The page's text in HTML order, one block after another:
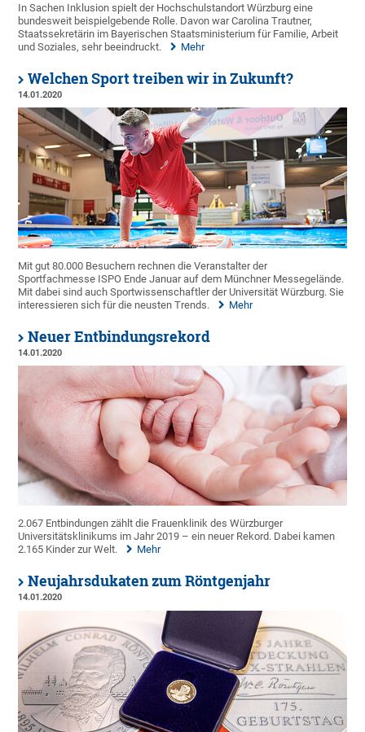
In Sachen Inklusion spielt der Hochschulstandort Würzburg eine
bundesweit beispielgebende Rolle. Davon war Carolina Trautner,
Staatssekretärin im Bayerischen Staatsministerium für Familie, Arbeit
und Soziales, sehr beeindruckt.
Mehr
Welchen Sport treiben wir in Zukunft?
14.01.2020
Mit gut 80.000 Besuchern rechnen die Veranstalter der
Sportfachmesse ISPO Ende Januar auf dem Münchner Messegelände.
Mit dabei sind auch Sportwissenschaftler der Universität Würzburg. Sie
interessieren sich für die neusten Trends.
Mehr
Neuer Entbindungsrekord
14.01.2020
2.067 Entbindungen zählt die Frauenklinik des Würzburger
Universitätsklinikums im Jahr 2019 – ein neuer Rekord. Dabei kamen
2.165 Kinder zur Welt.
Mehr
Neujahrsdukaten zum Röntgenjahr
14.01.2020